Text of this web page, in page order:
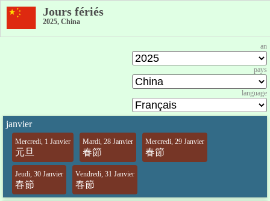
Jours fériés
2025, China
an
pays
language
janvier
Mercredi, 1 Janvier
元旦
Mardi, 28 Janvier
春節
Mercredi, 29 Janvier
春節
Jeudi, 30 Janvier
春節
Vendredi, 31 Janvier
春節